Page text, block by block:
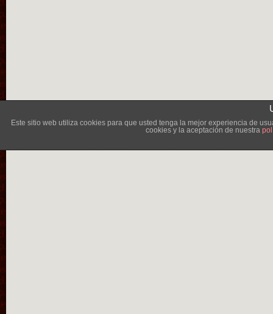
Este sitio web utiliza cookies para que usted tenga la mejor experiencia de
cookies y la aceptación de nuestra